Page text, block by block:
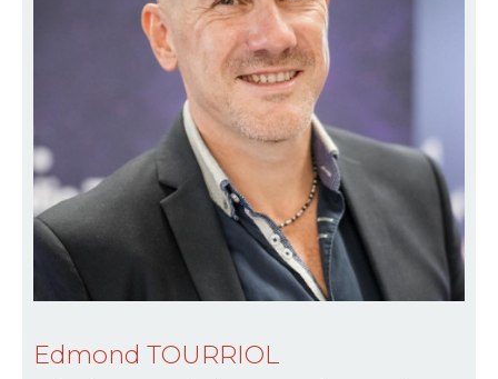
Edmond TOURRIOL